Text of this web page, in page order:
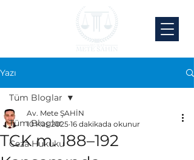
Yazı
Tüm Bloglar
Ceza Hukuku
Tüm Bloglar
TCK m. 188–192
Av. Mete ŞAHİN
10 Kas 2025 16 dakikada okunur